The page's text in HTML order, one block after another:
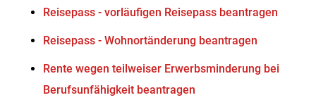
Reisepass - vorläufigen Reisepass beantragen
Reisepass - Wohnortänderung beantragen
Rente wegen teilweiser Erwerbsminderung bei
Berufsunfähigkeit beantragen